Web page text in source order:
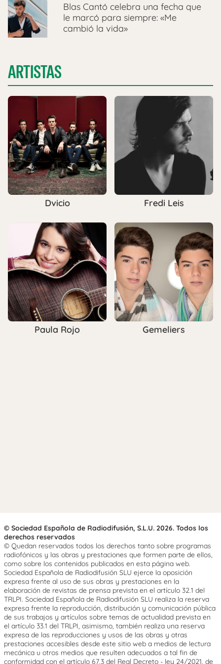
Blas Cantó celebra una fecha que
le marcó para siempre: «Me
cambió la vida»
ARTISTAS
Dvicio Fredi Leis
Paula Rojo Gemeliers
© Sociedad Española de Radiodifusión, S.L.U. 2026. Todos los
derechos reservados
© Quedan reservados todos los derechos tanto sobre programas
radiofónicos y las obras y prestaciones que formen parte de ellos,
como sobre los contenidos publicados en esta página web.
Sociedad Española de Radiodifusión SLU ejerce la oposición
expresa frente al uso de sus obras y prestaciones en la
elaboración de revistas de prensa prevista en el artículo 32.1 del
TRLPI. Sociedad Española de Radiodifusión SLU realiza la reserva
expresa frente la reproducción, distribución y comunicación pública
de sus trabajos y artículos sobre temas de actualidad prevista en
el artículo 33.1 del TRLPI, asimismo, también realiza una reserva
expresa de las reproducciones y usos de las obras y otras
prestaciones accesibles desde este sitio web a medios de lectura
mecánica u otros medios que resulten adecuados a tal fin de
conformidad con el artículo 67.3 del Real Decreto - ley 24/2021, de